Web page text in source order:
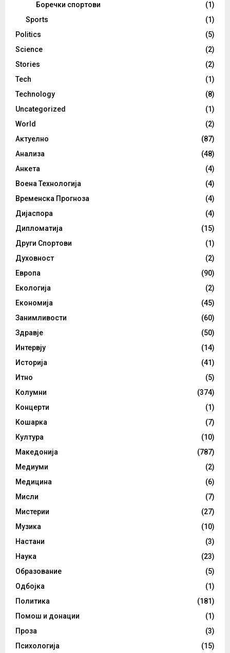
Боречки спортови
(1)
Sports
(1)
Politics
(5)
Science
(2)
Stories
(2)
Tech
(1)
Technology
(8)
Uncategorized
(1)
World
(2)
Актуелно
(87)
Анализа
(48)
Анкета
(4)
Воена Технологија
(4)
Временска Прогноза
(4)
Дијаспора
(4)
Дипломатија
(15)
Други Спортови
(1)
Духовност
(2)
Европа
(90)
Екологија
(2)
Економија
(45)
Занимливости
(60)
Здравје
(50)
Интервју
(14)
Историја
(41)
Итно
(5)
Колумни
(374)
Концерти
(1)
Кошарка
(7)
Култура
(10)
Македонија
(787)
Медиуми
(2)
Медицина
(6)
Мисли
(7)
Мистерии
(27)
Музика
(10)
Настани
(3)
Наука
(23)
Образование
(5)
Одбојка
(1)
Политика
(181)
Помош и донации
(1)
Проза
(3)
Психологија
(15)